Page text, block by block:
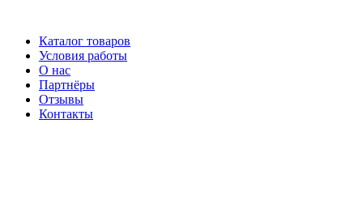
содержимому
Каталог товаров
Условия работы
О нас
Партнёры
Отзывы
Контакты